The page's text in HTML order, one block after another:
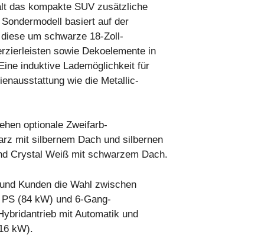
das kompakte SUV zusätzliche
basiert auf der
um schwarze 18-Zoll-
sowie Dekoelemente in
induktive Lademöglichkeit für
wie die Metallic-
optionale Zweifarb-
mit silbernem Dach und silbernen
Crystal Weiß mit schwarzem Dach.
Kunden die Wahl zwischen
(84 kW) und 6-Gang-
mit Automatik und
kW).